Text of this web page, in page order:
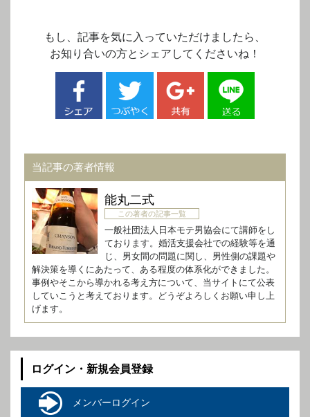
もし、記事を気に入っていただけましたら、
お知り合いの方とシェアしてくださいね！
当記事の著者情報
能丸二式
この著者の記事一覧
一般社団法人日本モテ男協会にて講師をし
ております。婚活支援会社での経験等を通
じ、男女間の問題に関し、男性側の課題や
解決策を導くにあたって、ある程度の体系化ができました。
事例やそこから導かれる考え方について、当サイトにて公表
していこうと考えております。どうぞよろしくお願い申し上
げます。
ログイン・新規会員登録
メンバーログイン